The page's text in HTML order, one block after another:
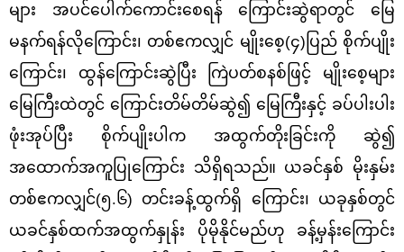
များ အပင်ပေါက်ကောင်းစေရန် ကြောင်းဆွဲရာတွင် မြေ
မနက်ရန်လိုကြောင်း၊ တစ်ဧကလျှင် မျိုးစေ့(၄)ပြည် စိုက်ပျိုး
ကြောင်း၊ ထွန်ကြောင်းဆွဲပြီး ကြဲပတ်စနစ်ဖြင့် မျိုးစေ့များ
မြေကြီးထဲတွင် ကြောင်းတိမ်တိမ်ဆွဲ၍ မြေကြီးနှင့် ခပ်ပါးပါး
ဖုံးအုပ်ပြီး စိုက်ပျိုးပါက အထွက်တိုးခြင်းကို ဆွဲ၍
အထောက်အကူပြုကြောင်း သိရှိရသည်။ ယခင်နှစ် မိုးနှမ်း
တစ်ဧကလျှင်(၅.၆) တင်းခန့်ထွက်ရှိ ကြောင်း၊ ယခုနှစ်တွင်
ယခင်နှစ်ထက်အထွက်နှုန်း ပိုမိုနိုင်မည်ဟု ခန့်မှန်းကြောင်း